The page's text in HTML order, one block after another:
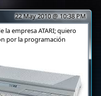
22 May 2010 @ 10:38 PM
la empresa ATARI; quiero
por la programación